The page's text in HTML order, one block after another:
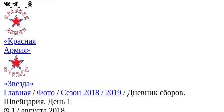
«Красная
Армия»
«Звезда»
Главная /Фото /Сезон 2018 / 2019 / Дневник сборов.
Швейцария. День 1
12 августа 2018